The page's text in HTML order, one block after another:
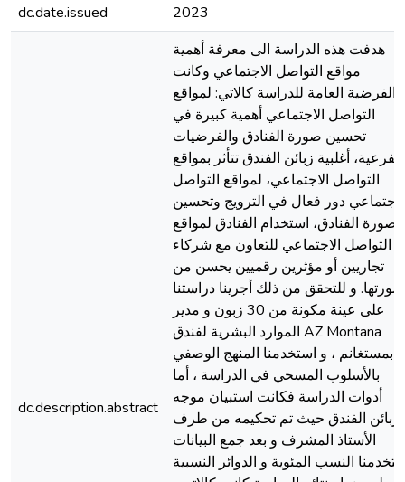
dc.date.issued
2023
dc.description.abstract
هدفت هذه الدراسة الى معرفة أهمية
مواقع التواصل الاجتماعي وكانت
الفرضية العامة للدراسة كالاتي: لمواقع
التواصل الاجتماعي أهمية كبيرة في
تحسين صورة الفنادق والفرضيات
الفرعية، أغلبية زبائن الفندق تتأثر بمواقع
التواصل الاجتماعي، لمواقع التواصل
دور فعال في الترويج وتحسين
صورة الفنادق، استخدام الفنادق لمواقع
التواصل الاجتماعي للتعاون مع شركاء
تجاريين أو مؤثرين رقميين يحسن من
صورتها. و للتحقق من ذلك أجرينا دراستنا
على عينة مكونة من 30 زبون و مدير
الموارد البشرية لفندق AZ Montana
بمستغانم ، و استخدمنا المنهج الوصفي
بالأسلوب المسحي في الدراسة ، أما
أدوات الدراسة فكانت استبيان موجه
لزبائن الفندق حيث تم تحكيمه من طرف
الأستاذ المشرف و بعد جمع البيانات
النسب المئوية و الدوائر النسبية